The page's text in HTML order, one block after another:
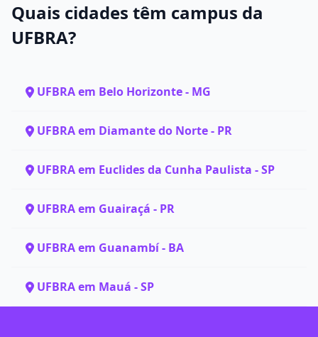
Quais cidades têm campus da
UFBRA?
UFBRA em Belo Horizonte - MG
UFBRA em Diamante do Norte - PR
UFBRA em Euclides da Cunha Paulista - SP
UFBRA em Guairaçá - PR
UFBRA em Guanambí - BA
UFBRA em Mauá - SP